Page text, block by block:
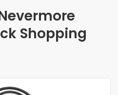
Shopping